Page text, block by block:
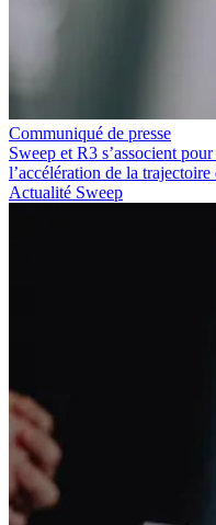
Communiqué de presse
Sweep et R3 s’associent
l’accélération de la
Actualité Sweep